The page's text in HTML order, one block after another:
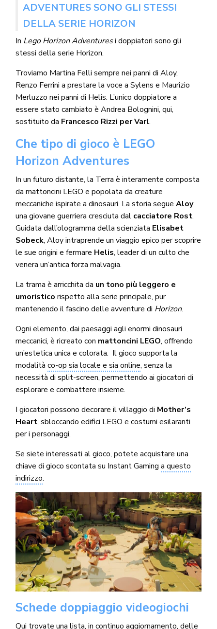
ADVENTURES SONO GLI STESSI
DELLA SERIE HORIZON
In Lego Horizon Adventuresi doppiatori sono gli
stessi della serie Horizon.
Troviamo Martina Felli sempre nei panni di Aloy,
Renzo Ferrini a prestare la voce a Sylens e Maurizio
Merluzzo nei panni di Helis. L’unico doppiatore a
essere stato cambiato è Andrea Bolognini, qui,
sostituito da Francesco Rizzi per Varl.
Che tipo di gioco è LEGO
Horizon Adventures
In un futuro distante, la Terra è interamente composta
da mattoncini LEGO e popolata da creature
meccaniche ispirate a dinosauri. La storia segueAloy,
una giovane guerriera cresciuta dal cacciatore Rost.
Guidata dall’ologramma della scienziata Elisabet
Sobeck, Aloy intraprende un viaggio epico per scoprire
le sue origini e fermare Helis, leader di un culto che
venera un’antica forza malvagia.
La trama è arricchita da un tono più leggero e
umoristico rispetto alla serie principale, pur
mantenendo il fascino delle avventure di Horizon.
Ogni elemento, dai paesaggi agli enormi dinosauri
meccanici, è ricreato con mattoncini LEGO, offrendo
un’estetica unica e colorata. Il gioco supporta la
modalità co-op sia locale e sia online, senza la
necessità di split-screen, permettendo ai giocatori di
esplorare e combattere insieme.
I giocatori possono decorare il villaggio di Mother’s
Heart, sbloccando edifici LEGO e costumi esilaranti
per i personaggi.
Se siete interessati al gioco, potete acquistare una
chiave di gioco scontata su Instant Gaminga questo
indirizzo.
Schede doppiaggio videogiochi
Qui trovate una lista, in continuo aggiornamento, delle